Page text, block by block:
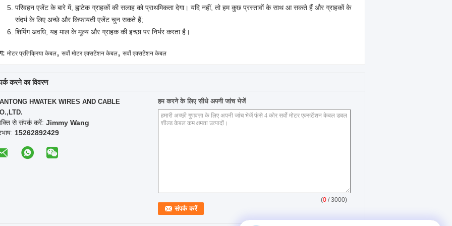
परिवहन एजेंट के बारे में, ह्वाटेक ग्राहकों की सलाह को प्राथमिकता देगा। यदि नहीं, तो हम कुछ प्रस्तावों के साथ आ सकते हैं और ग्राहकों के
संदर्भ के लिए अच्छे और किफायती एजेंट चुन सकते हैं;
शिपिंग अवधि, यह माल के मूल्य और ग्राहक की इच्छा पर निर्भर करता है।
मोटर प्रतिक्रिया केबल, सर्वो मोटर एक्सटेंशन केबल, सर्वो एक्सटेंशन केबल
करने का विवरण
HWATEK WIRES AND CABLE
से संपर्क करें: Jimmy Wang
15262892429
हम करने के लिए सीधे अपनी जांच भेजें
(0 / 3000)